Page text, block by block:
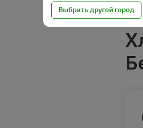
Выбрать другой город